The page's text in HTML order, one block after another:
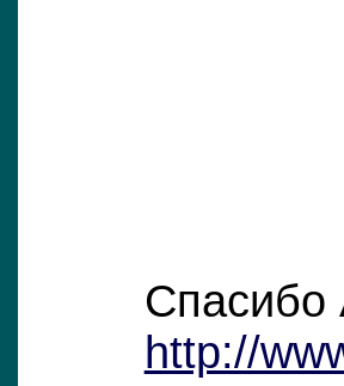
Спасибо
http://